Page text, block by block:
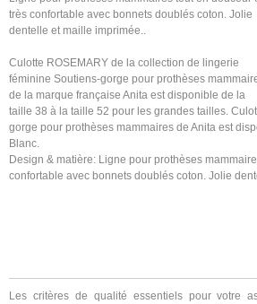
très confortable avec bonnets doublés coton. Jolie
dentelle et maille imprimée..
Culotte ROSEMARY de la collection de lingerie
féminine Soutiens-gorge pour prothèses
de la marque française Anita est disponible de la
taille 38 à la taille 52 pour les grandes tailles.
gorge pour prothèses mammaires de Anita est
Blanc.
Design & matière: Ligne pour prothèses
confortable avec bonnets doublés coton. Jolie
Les critères de qualité essentiels pour votre